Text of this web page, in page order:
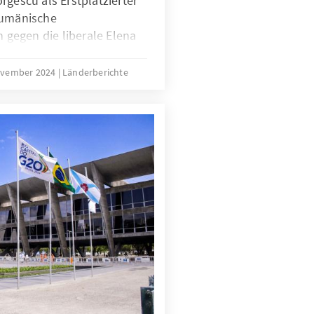
die liberale Elena
Marcel
mit ihrem Votum
eine schallende
Mit potenziell
politische Zukunft des
auf die
Verteidigungsfähigkeit
2024 Länderberichte